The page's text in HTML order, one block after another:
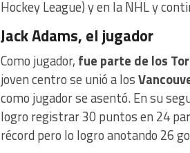
Hockey League) y en la NHL y
Jack Adams, el jugador
Como jugador, fue parte de los
joven centro se unió a los
como jugador se asentó. En su
logro registrar 30 puntos en 24
récord pero lo logro anotando 26